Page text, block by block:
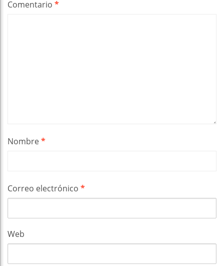
Comentario *
Nombre*
Correo electrónico *
Web